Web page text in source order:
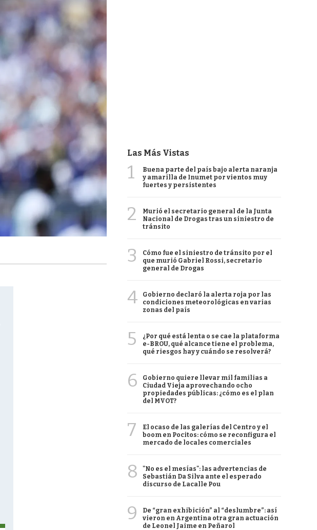
Las Más Vistas
1
Buena parte del país bajo alerta naranja
y amarilla de Inumet por vientos muy
fuertes y persistentes
2
Murió el secretario general de la Junta
Nacional de Drogas tras un siniestro de
tránsito
3
Cómo fue el siniestro de tránsito por el
que murió Gabriel Rossi, secretario
general de Drogas
4
Gobierno declaró la alerta roja por las
condiciones meteorológicas en varias
zonas del país
5
¿Por qué está lenta o se cae la plataforma
e-BROU, qué alcance tiene el problema,
qué riesgos hay y cuándo se resolverá?
6
Gobierno quiere llevar mil familias a
Ciudad Vieja aprovechando ocho
propiedades públicas: ¿cómo es el plan
del MVOT?
7
El ocaso de las galerías del Centro y el
boom en Pocitos: cómo se reconfigura el
mercado de locales comerciales
8
"No es el mesías": las advertencias de
Sebastián Da Silva ante el esperado
discurso de Lacalle Pou
9
De “gran exhibición” al “deslumbre”: así
vieron en Argentina otra gran actuación
de Leonel Jaime en Peñarol